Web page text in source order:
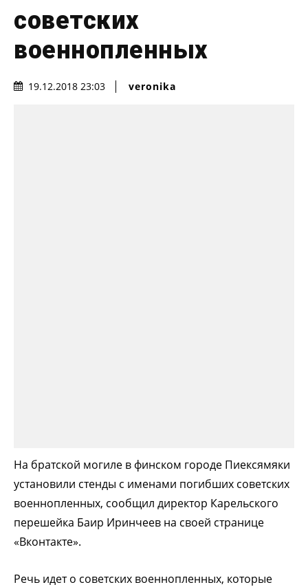
советских
военнопленных
19.12.2018 23:03 veronika
На братской могиле в финском городе Пиексямяки
установили стенды с именами погибших советских
военнопленных, сообщил директор Карельского
перешейка Баир Иринчеев на своей странице
«Вконтакте».
Речь идет о советских военнопленных, которые